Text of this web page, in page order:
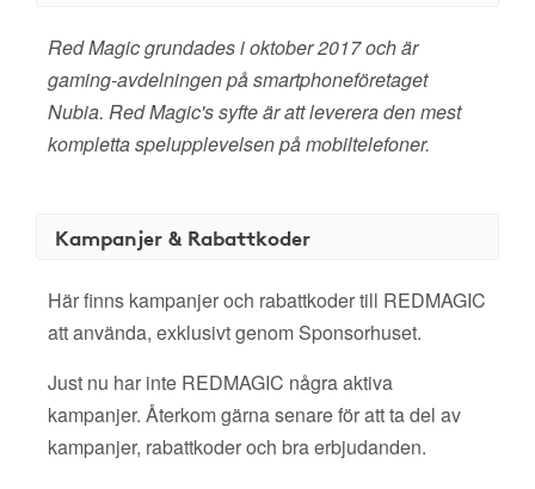
Red Magic grundades i oktober 2017 och är
gaming-avdelningen på smartphoneföretaget
Nubia. Red Magic's syfte är att leverera den mest
kompletta spelupplevelsen på mobiltelefoner.
Kampanjer & Rabattkoder
Här finns kampanjer och rabattkoder till REDMAGIC
att använda, exklusivt genom Sponsorhuset.
Just nu har inte REDMAGIC några aktiva
kampanjer. Återkom gärna senare för att ta del av
kampanjer, rabattkoder och bra erbjudanden.